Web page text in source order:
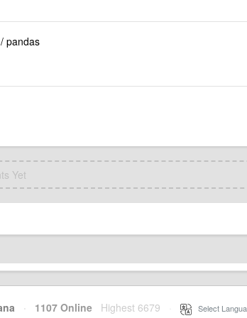
pandas
Yet
· 1107 Online Highest 6679 Select